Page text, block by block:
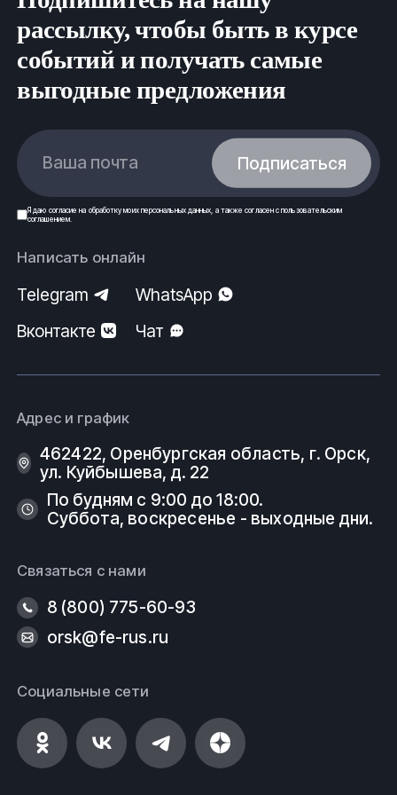
рассылку, чтобы быть в курсе
событий и получать самые
выгодные предложения
Ваша почта Подписаться
Я даю согласие на обработку моих персональных данных , а также согласен спользовательским
соглашением.
Написать онлайн
Telegram
WhatsApp
Вконтакте
Чат
Адрес и график
462422, Оренбургская область, г. Орск,
ул. Куйбышева, д. 22
По будням с 9:00 до 18:00.
Суббота, воскресенье - выходные дни.
Связаться с нами
8 (800) 775-60-93
orsk@fe-rus.ru
Социальные сети